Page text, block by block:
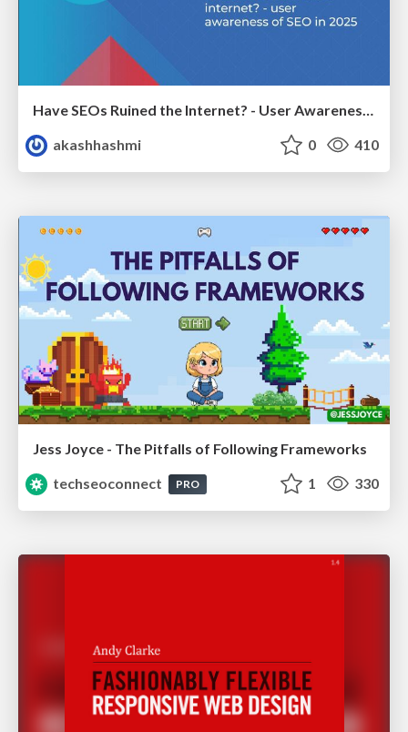
Have SEOs Ruined the Internet? - User Awareness of SEO in 2025
akashhashmi
0 410
Jess Joyce - The Pitfalls of Following Frameworks
techseoconnect
PRO 1 330